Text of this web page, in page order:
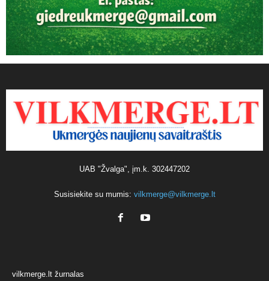
UAB "Žvalga", įm.k. 302447202
Susisiekite su mumis: vilkmerge@vilkmerge.lt
vilkmerge.lt žurnalas